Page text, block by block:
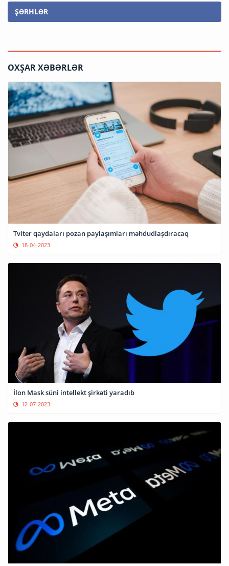
ŞƏRHLƏR
OXŞAR XƏBƏRLƏR
Tviter qaydaları pozan paylaşımları məhdudlaşdıracaq
18-04-2023
İlon Mask süni intellekt şirkəti yaradıb
12-07-2023